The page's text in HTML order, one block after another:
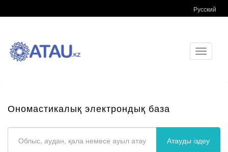
Русский
Toggle
Ономастикалық электрондық база
Атауды іздеу